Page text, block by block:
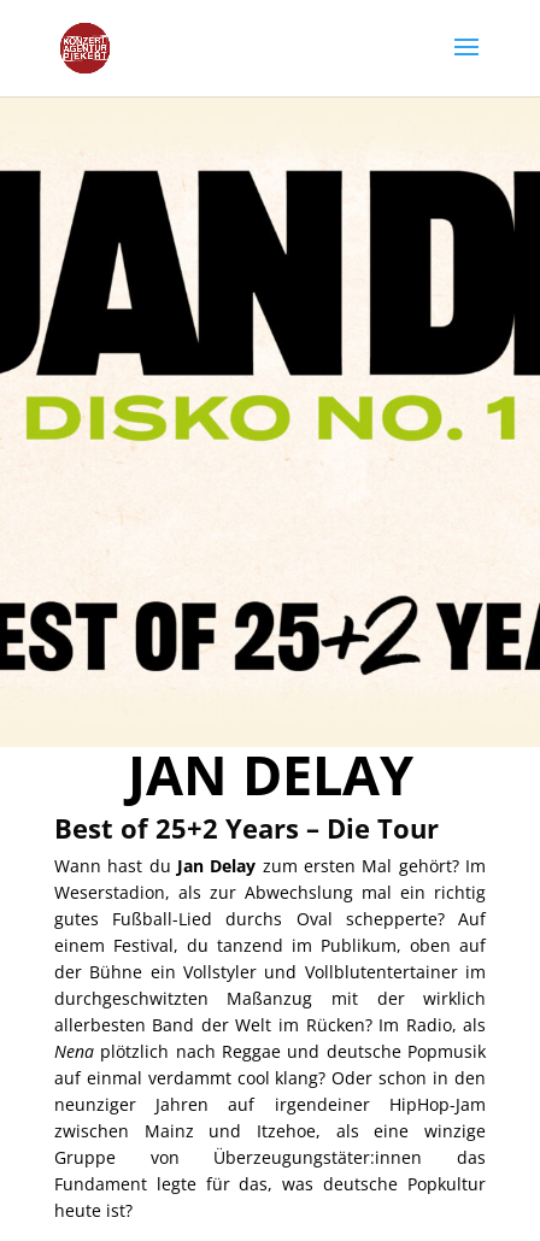
JAN DELAY
Best of 25+2 Years – Die Tour
Wann hast du Jan Delay zum ersten Mal gehört? Im
Weserstadion, als zur Abwechslung mal ein richtig
gutes Fußball-Lied durchs Oval schepperte? Auf
einem Festival, du tanzend im Publikum, oben auf
der Bühne ein Vollstyler und Vollblutentertainer im
durchgeschwitzten Maßanzug mit der wirklich
allerbesten Band der Welt im Rücken? Im Radio, als
Nena plötzlich nach Reggae und deutsche Popmusik
auf einmal verdammt cool klang? Oder schon in den
neunziger Jahren auf irgendeiner HipHop-Jam
zwischen Mainz und Itzehoe, als eine winzige
Gruppe von Überzeugungstäter:innen das
Fundament legte für das, was deutsche Popkultur
heute ist?